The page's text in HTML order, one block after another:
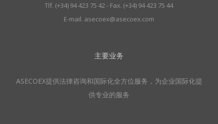
Tlf. (+34) 94 423 75 42 - Fax. (+34) 94 423 75 44
E-mail. asecoex@asecoex.com
主要业务
ASECOEX提供法律咨询和国际化全方位服务，为企业国际化提
供专业的服务